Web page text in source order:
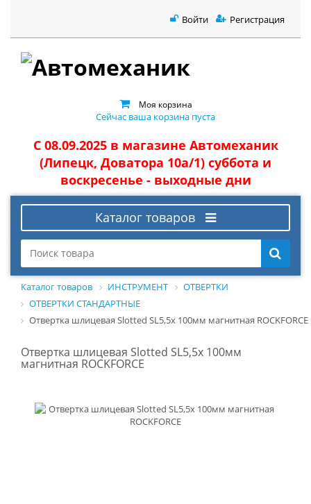
Войти Регистрация
Моя корзина
Сейчас ваша корзина пуста
С 08.09.2025 в магазине Автомеханик
(Липецк, Доватора 10а/1) суббота и
воскресенье - выходные дни
Каталог товаров
Каталог товаров ИНСТРУМЕНТ
ОТВЕРТКИ
ОТВЕРТКИ СТАНДАРТНЫЕ
Отвертка шлицевая Slotted SL5,5х 100мм магнитная ROCKFORCE
Отвертка шлицевая Slotted SL5,5х 100мм
магнитная ROCKFORCE